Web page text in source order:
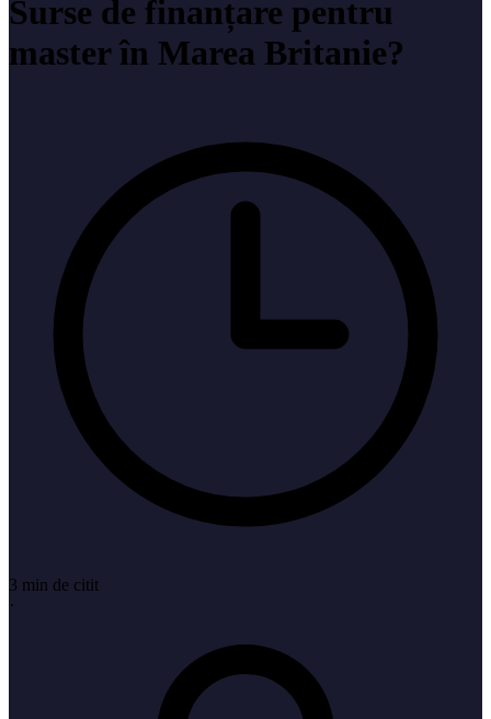
Surse de finanțare pentru
master în Marea Britanie?
3 min de citit
·